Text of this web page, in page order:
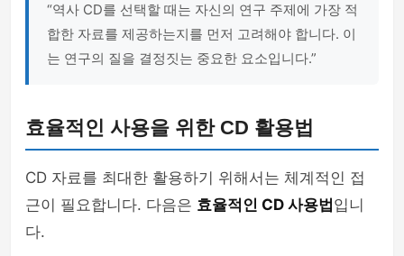
“역사 CD를 선택할 때는 자신의 연구 주제에 가장 적
합한 자료를 제공하는지를 먼저 고려해야 합니다. 이
는 연구의 질을 결정짓는 중요한 요소입니다.”
효율적인 사용을 위한 CD 활용법
CD 자료를 최대한 활용하기 위해서는 체계적인 접
근이 필요합니다. 다음은 효율적인 CD 사용법 입니
다.